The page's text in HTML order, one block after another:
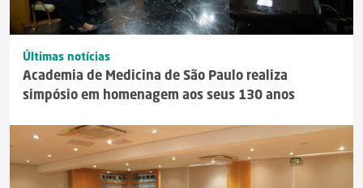
Últimas notícias
Academia de Medicina de São Paulo realiza
simpósio em homenagem aos seus 130 anos